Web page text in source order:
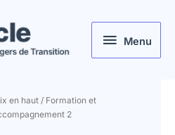
Menu
Menu
en haut/ Formation et
2